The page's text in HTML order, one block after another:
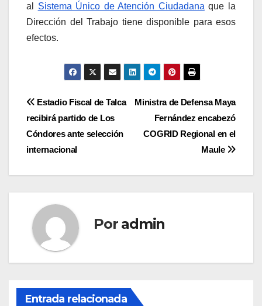
al Sistema Único de Atención Ciudadana que la
Dirección del Trabajo tiene disponible para esos
efectos.
Navegación
de
entradas
Ministra de Defensa Maya
Fernández encabezó
COGRID Regional en el
Maule
Estadio Fiscal de Talca
recibirá partido de Los
Cóndores ante selección
internacional
Por admin
Entrada relacionada